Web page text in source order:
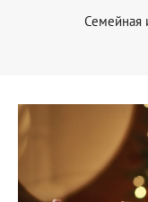
Семейная